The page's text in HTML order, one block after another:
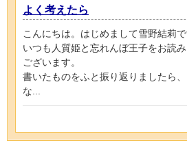
よく考えたら
こんにちは。はじめまして雪野結莉で
いつも人質姫と忘れんぼ王子をお読
ございます。
書いたものをふと振り返りましたら
な...